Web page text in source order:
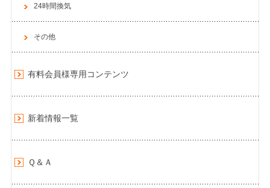
24時間換気
その他
有料会員様専用コンテンツ
新着情報一覧
Ｑ＆Ａ